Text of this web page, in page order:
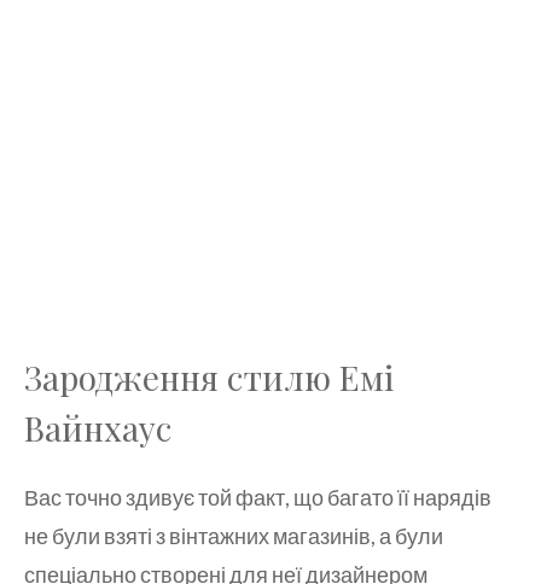
Зародження стилю Емі
Вайнхаус
Вас точно здивує той факт, що багато її нарядів
не були взяті з вінтажних магазинів, а були
спеціально створені для неї дизайнером